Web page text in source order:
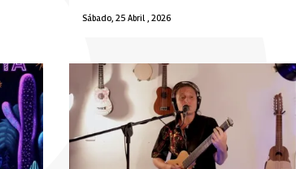
Sábado, 25 Abril , 2026